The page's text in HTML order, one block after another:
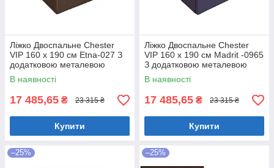
Ліжко Двоспальне Chester
VIP 160 х 190 см Etna-027 З
додатковою металевою
цільнозварною рамою
Коричневий
В наявності
17 485,65 ₴ 23 315 ₴
Купити
Ліжко Двоспальне Chester
VIP 160 х 190 см Madrit -0965
З додатковою металевою
цільнозварною рамою
Фіолетовий
В наявності
17 485,65 ₴ 23 315 ₴
Купити
–25% –25%